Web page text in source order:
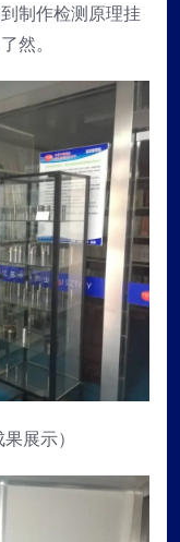
制作检测原理挂
然。
展示）